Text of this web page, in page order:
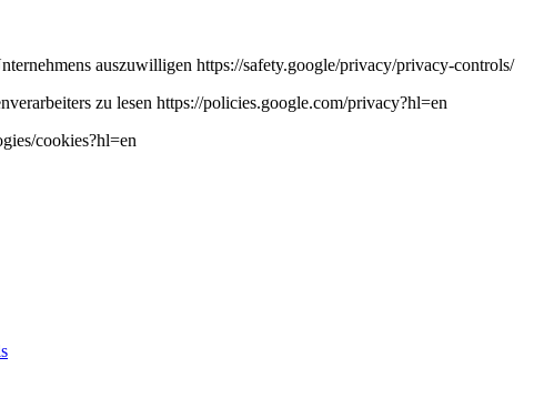
auszuwilligen https://safety.google/privacy/privacy-controls/
zu lesen https://policies.google.com/privacy?hl=en
cookies?hl=en